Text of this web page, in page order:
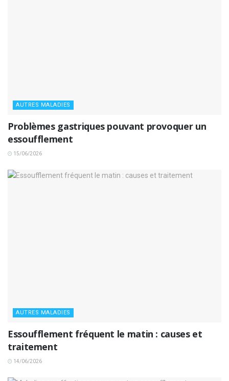
AUTRES MALADIES
Problèmes gastriques pouvant provoquer un
essoufflement
15/06/2026
AUTRES MALADIES
Essoufflement fréquent le matin : causes et
traitement
14/06/2026